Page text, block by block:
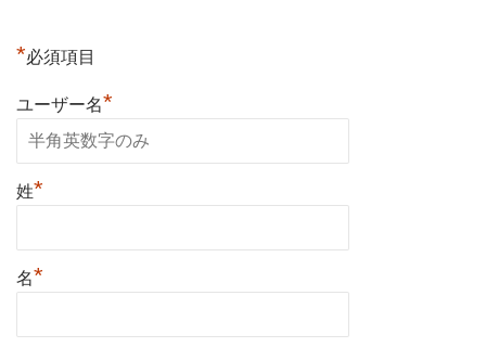
*必須項目
ユーザー名*
姓*
名*